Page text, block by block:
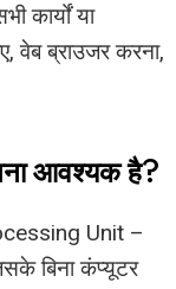
कार्यों या
वेब ब्राउजर करना,
आवश्यक है?
Unit –
बिना कंप्यूटर